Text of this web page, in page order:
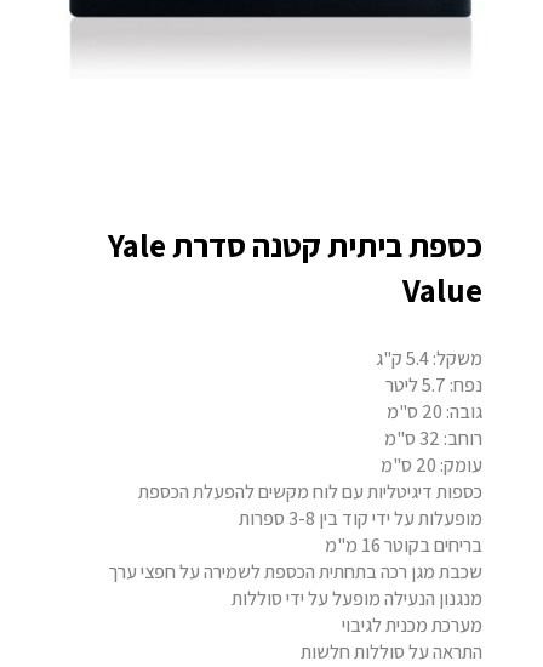
כספת ביתית קטנה סדרת Yale
Value
משקל: 5.4 ק"ג
נפח: 5.7 ליטר
גובה: 20 ס"מ
רוחב: 32 ס"מ
עומק: 20 ס"מ
כספות דיגיטליות עם לוח מקשים להפעלת הכספת
מופעלות על ידי קוד בין 3-8 ספרות
בריחים בקוטר 16 מ"מ
שכבת מגן רכה בתחתית הכספת לשמירה על חפצי ערך
מנגנון הנעילה מופעל על ידי סוללות
מערכת מכנית לגיבוי
התראה על סוללות חלשות